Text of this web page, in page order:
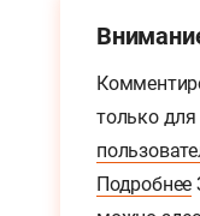
только для
Подробнее